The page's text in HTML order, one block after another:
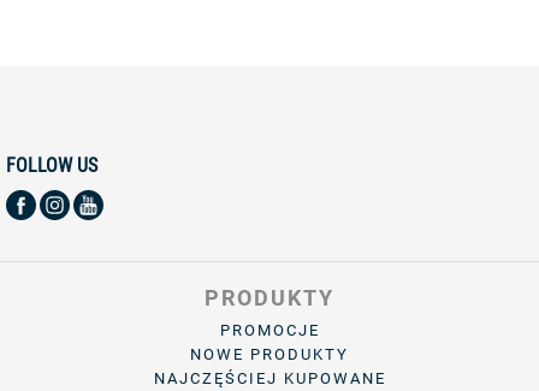
FOLLOW US
PRODUKTY
PROMOCJE
NOWE PRODUKTY
NAJCZĘŚCIEJ KUPOWANE